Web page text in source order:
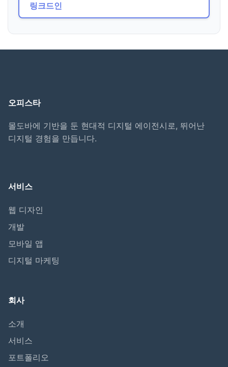
링크드인
오피스타
몰도바에 기반을 둔 현대적 디지털 에이전시로, 뛰어난
디지털 경험을 만듭니다.
서비스
웹 디자인
개발
모바일 앱
디지털 마케팅
회사
소개
서비스
포트폴리오